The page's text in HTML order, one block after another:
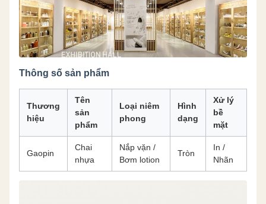
Thông số sản phẩm
Thương
hiệu
Tên
sản
phẩm
Loại niêm
phong
Hình
dạng
Xử lý
bề
mặt
Gaopin
Chai
nhựa
Nắp vặn /
Bơm lotion
Tròn
In /
Nhãn